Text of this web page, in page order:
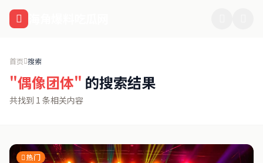
跳过导航
首页 搜索
"偶像团体" 的搜索结果
共找到 1 条相关内容
热门